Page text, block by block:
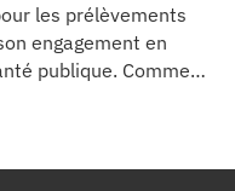
les prélèvements
engagement en
publique. Comme